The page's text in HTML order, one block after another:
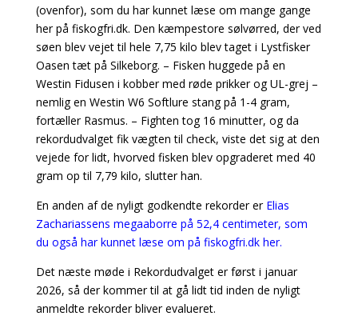
(ovenfor), som du har kunnet læse om mange gange
her på fiskogfri.dk. Den kæmpestore sølvørred, der ved
søen blev vejet til hele 7,75 kilo blev taget i Lystfisker
Oasen tæt på Silkeborg. – Fisken huggede på en
Westin Fidusen i kobber med røde prikker og UL-grej –
nemlig en Westin W6 Softlure stang på 1-4 gram,
fortæller Rasmus. – Fighten tog 16 minutter, og da
rekordudvalget fik vægten til check, viste det sig at den
vejede for lidt, hvorved fisken blev opgraderet med 40
gram op til 7,79 kilo, slutter han.
En anden af de nyligt godkendte rekorder er Elias
Zachariassens megaaborre på 52,4 centimeter, som
du også har kunnet læse om på fiskogfri.dk her.
Det næste møde i Rekordudvalget er først i januar
2026, så der kommer til at gå lidt tid inden de nyligt
anmeldte rekorder bliver evalueret.